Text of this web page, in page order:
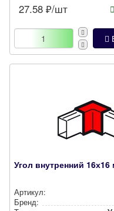
27.58 ₽/шт
Угол внутренний 16х16
Артикул:
Бренд: